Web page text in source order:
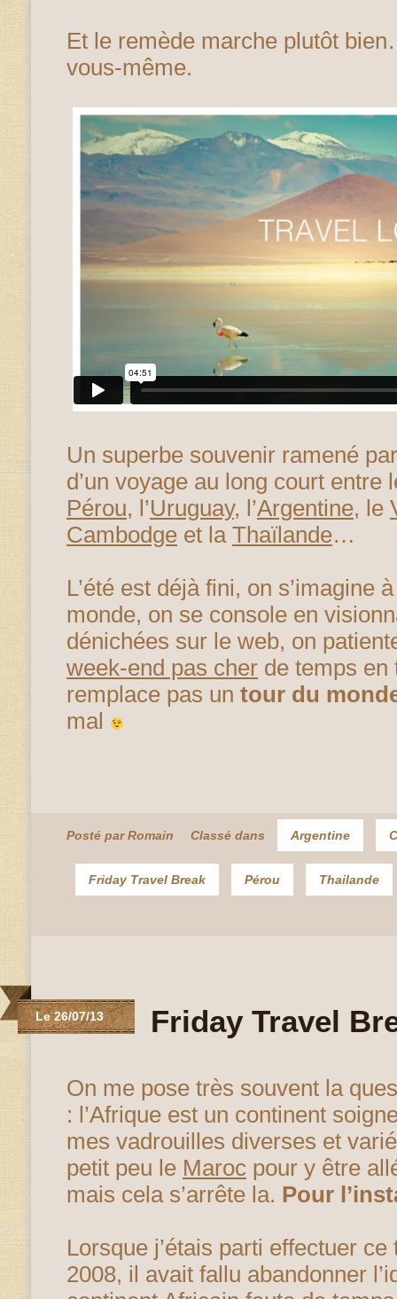
Et le remède marche plutôt
vous-même.
Un superbe souvenir ramené
d’un voyage au long court entre
Pérou, l’Uruguay, l’Argentine, le
Cambodge et la Thaïlande…
L’été est déjà fini, on s’imagine
monde, on se console en
dénichées sur le web, on
week-end pas cher de temps en
remplace pas un tour du
mal
Posté par Romain Classé dans Argentine
Friday Travel Break Pérou Thailande
Le 26/07/13 Friday Travel
On me pose très souvent la
: l’Afrique est un continent
mes vadrouilles diverses et
petit peu le Maroc pour y être
mais cela s’arrête la. Pour
Lorsque j’étais parti effectuer
2008, il avait fallu abandonner